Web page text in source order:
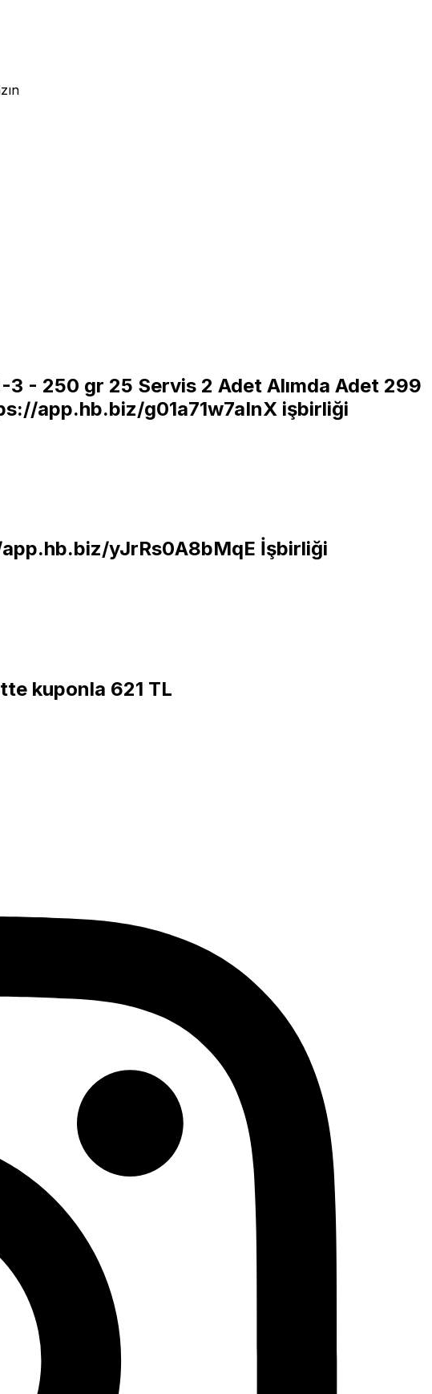
- 250 gr 25 Servis 2 Adet Alımda Adet 299
app.hb.biz/g01a71w7aInX işbirliği
yJrRs0A8bMqE İşbirliği
kuponla 621 TL